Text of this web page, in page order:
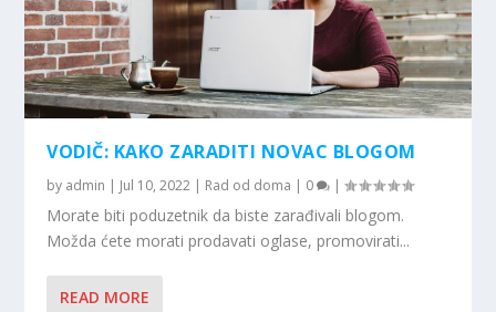
VODIČ: KAKO ZARADITI NOVAC BLOGOM
by admin | Jul 10, 2022 | Rad od doma | 0 |
Morate biti poduzetnik da biste zarađivali blogom.
Možda ćete morati prodavati oglase, promovirati...
READ MORE